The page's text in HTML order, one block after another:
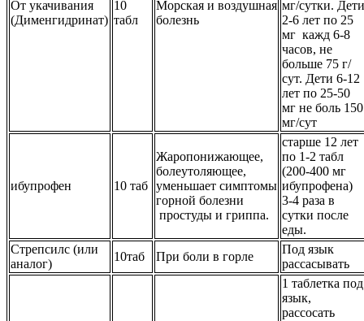
От укачивания
(Дименгидринат)
10
табл
Морская и воздушная
болезнь
мг/сутки. Дети
2-6 лет по 25
мг кажд 6-8
часов, не
больше 75 г/
сут. Дети 6-12
лет по 25-50
мг не боль 150
мг/сут
ибупрофен 10 таб
Жаропонижающее,
болеутоляющее,
уменьшает симптомы
горной болезни
простуды и гриппа.
старше 12 лет
по 1-2 табл
(200-400 мг
ибупрофена)
3-4 раза в
сутки после
еды.
Стрепсилс (или
аналог)
10таб При боли в горле
Под язык
рассасывать
1 таблетка под
язык,
рассосать